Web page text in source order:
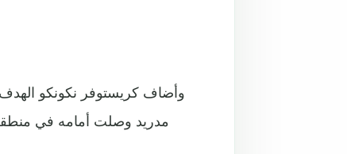
مدريد وصلت أمامه في